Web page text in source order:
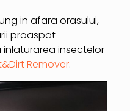
in afara orasului,
proaspat
insectelor
Remover.